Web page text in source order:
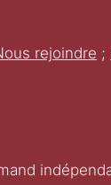
rejoindre ;